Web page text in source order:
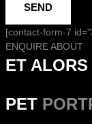
SEND
[contact-form-7
ENQUIRE ABOUT
ET ALORS
PET